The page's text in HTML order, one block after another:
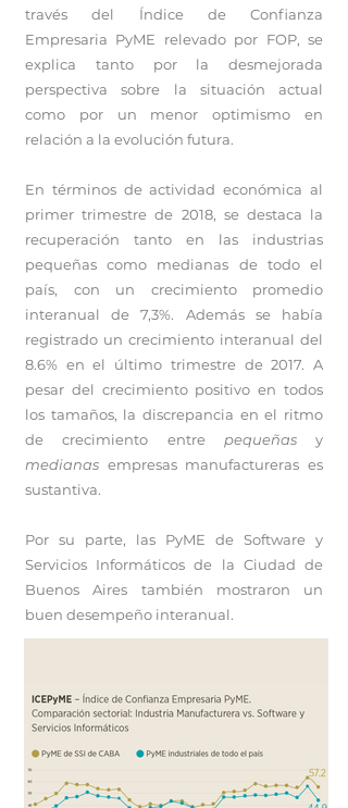
través del Índice de Confianza
Empresaria PyME relevado por FOP, se
explica tanto por la desmejorada
perspectiva sobre la situación actual
como por un menor optimismo en
relación a la evolución futura.
En términos de actividad económica al
primer trimestre de 2018, se destaca la
recuperación tanto en las industrias
pequeñas como medianas de todo el
país, con un crecimiento promedio
interanual de 7,3%. Además se había
registrado un crecimiento interanual del
8.6% en el último trimestre de 2017. A
pesar del crecimiento positivo en todos
los tamaños, la discrepancia en el ritmo
de crecimiento entre pequeñas y
medianas empresas manufactureras es
sustantiva.
Por su parte, las PyME de Software y
Servicios Informáticos de la Ciudad de
Buenos Aires también mostraron un
buen desempeño interanual.